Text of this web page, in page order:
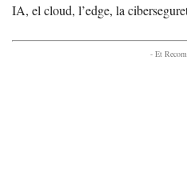
IA, el cloud, l’edge, la
- Et